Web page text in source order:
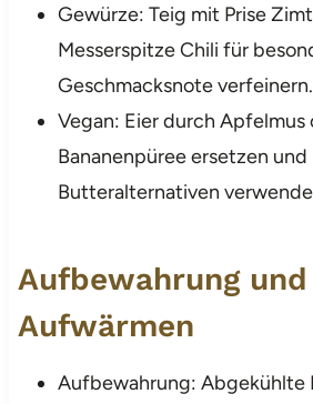
Gewürze: Teig mit Prise
Messerspitze Chili für
Geschmacksnote verfeinern.
Vegan: Eier durch Apfelmus
Bananenpüree ersetzen
Butteralternativen
Aufbewahrung und
Aufwärmen
Aufbewahrung: Abgekühlte